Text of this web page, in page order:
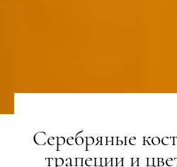
Серебряные
трапеции и